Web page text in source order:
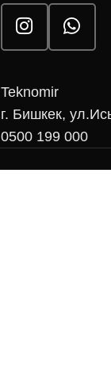
Teknomir
г. Бишкек,
0500 199 000